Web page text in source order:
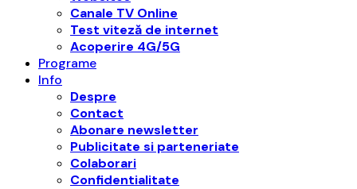
Canale TV Online
Test viteză de internet
Acoperire 4G/5G
Programe
Info
Despre
Contact
Abonare newsletter
Publicitate si parteneriate
Colaborari
Confidentialitate